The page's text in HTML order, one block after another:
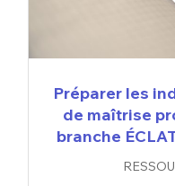
Préparer les
de maîtrise
branche